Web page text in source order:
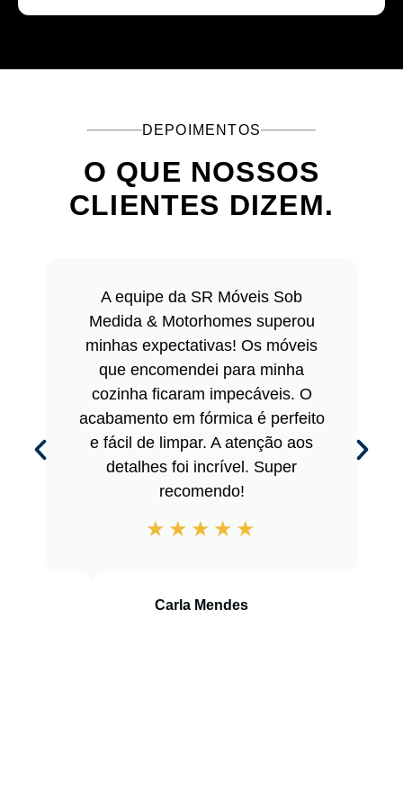
DEPOIMENTOS
O QUE NOSSOS
CLIENTES DIZEM.
A equipe da SR Móveis Sob
Medida & Motorhomes superou
minhas expectativas! Os móveis
que encomendei para minha
cozinha ficaram impecáveis. O
acabamento em fórmica é perfeito
e fácil de limpar. A atenção aos
detalhes foi incrível. Super
recomendo!
Carla Mendes